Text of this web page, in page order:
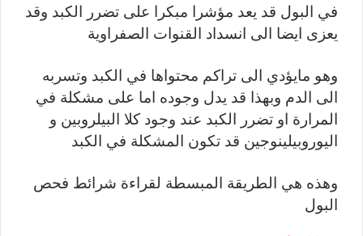
في البول قد يعد مؤشرا مبكرا على تضرر الكبد وقد
يعزى ايضا الى انسداد القنوات الصفراوية
وهو مايؤدي الى تراكم محتواها في الكبد وتسربه
الى الدم وبهذا قد يدل وجوده اما على مشكلة في
المرارة او تضرر الكبد عند وجود كلا البيلروبين و
اليوروبيلينوجين قد تكون المشكلة في الكبد
وهذه هي الطريقة المبسطة لقراءة شرائط فحص
البول